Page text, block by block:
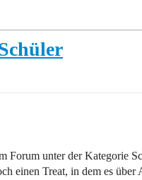
Forum unter der Kategorie
einen Treat, in dem es über